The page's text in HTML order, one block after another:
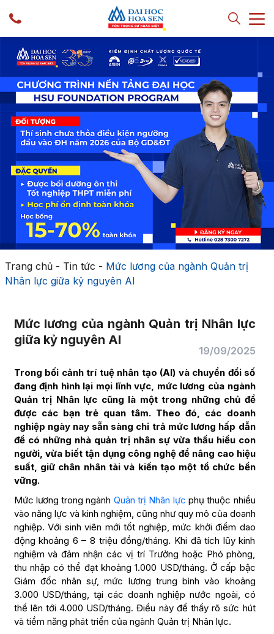
Trang chủ- Tin tức - Mức lương của ngành Quản trị
Nhân lực giữa kỷ nguyên AI
Mức lương của ngành Quản trị Nhân lực
giữa kỷ nguyên AI
19/09/2025
Trong bối cảnh trí tuệ nhân tạo (AI) và chuyển đổi số
đang định hình lại mọi lĩnh vực, mức lương của ngành
Quản trị Nhân lực cũng là một trong những chủ đề
được các bạn trẻ quan tâm. Theo đó, các doanh
nghiệp ngày nay sẵn sàng chi trả mức lương hấp dẫn
để có những nhà quản trị nhân sự vừa thấu hiểu con
người, vừa biết tận dụng công nghệ để nâng cao hiệu
suất, giữ chân nhân tài và kiến tạo một tổ chức bền
vững.
Mức lương trong ngành Quản trị Nhân lực phụ thuộc nhiều
vào năng lực và kinh nghiệm, cũng như quy mô của doanh
nghiệp. Với sinh viên mới tốt nghiệp, mức khởi điểm dao
động khoảng 6 – 8 triệu đồng/tháng. Khi đã tích lũy kinh
nghiệm và đảm nhận các vị trí Trưởng hoặc Phó phòng,
thu nhập có thể đạt khoảng 1.000 USD/tháng. Ở cấp bậc
Giám đốc nhân sự, mức lương trung bình vào khoảng
3.000 USD/tháng, tại các doanh nghiệp nước ngoài, có
thể lên tới 4.000 USD/tháng. Điều này để thấy rõ sức hút
và tiềm năng phát triển của ngành Quản trị Nhân lực.